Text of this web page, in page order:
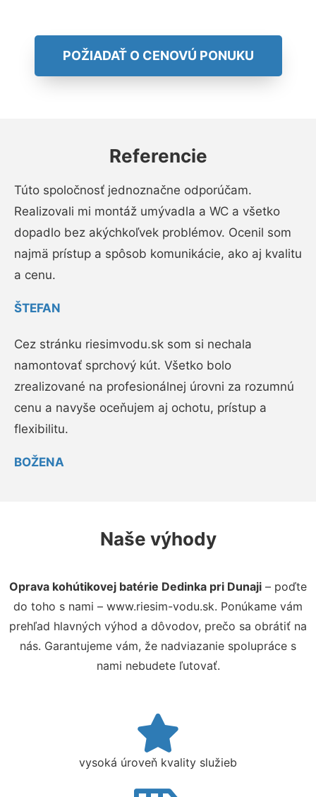
POŽIADAŤ O CENOVÚ PONUKU
Referencie
Túto spoločnosť jednoznačne odporúčam.
Realizovali mi montáž umývadla a WC a všetko
dopadlo bez akýchkoľvek problémov. Ocenil som
najmä prístup a spôsob komunikácie, ako aj kvalitu
a cenu.
ŠTEFAN
Cez stránku riesimvodu.sk som si nechala
namontovať sprchový kút. Všetko bolo
zrealizované na profesionálnej úrovni za rozumnú
cenu a navyše oceňujem aj ochotu, prístup a
flexibilitu.
BOŽENA
Naše výhody
Oprava kohútikovej batérie Dedinka pri Dunaji – poďte
do toho s nami – www.riesim-vodu.sk. Ponúkame vám
prehľad hlavných výhod a dôvodov, prečo sa obrátiť na
nás. Garantujeme vám, že nadviazanie spolupráce s
nami nebudete ľutovať.
vysoká úroveň kvality služieb